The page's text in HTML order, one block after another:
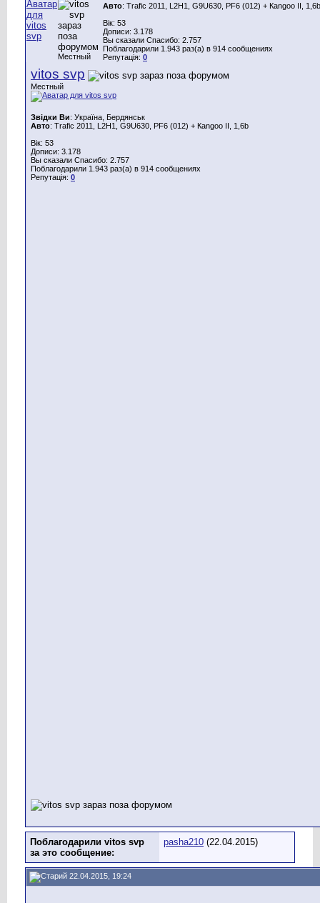
Местный
Авто: Trafic 2011, L2H1, G9U630, PF6 (012) + Каngoo II, 1,6b
Вік: 53
Дописи: 3.178
Вы сказали Спасибо: 2.757
Поблагодарили 1.943 раз(а) в 914 сообщениях
Репутація: 0
vitos svp
Местный
Звідки Ви: Україна, Бердянськ
Авто: Trafic 2011, L2H1, G9U630, PF6 (012) + Каngoo II, 1,6b
Вік: 53
Дописи: 3.178
Вы сказали Спасибо: 2.757
Поблагодарили 1.943 раз(а) в 914 сообщениях
Репутація: 0
Поблагодарили vitos svp
за это сообщение:
pasha210 (22.04.2015)
22.04.2015, 19:24